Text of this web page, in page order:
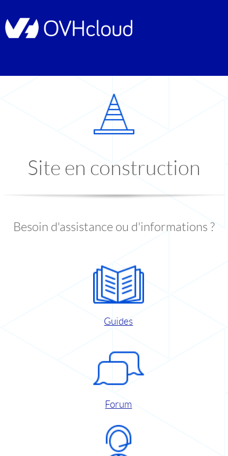
Site en construction
Besoin d'assistance ou d'informations ?
Guides
Forum